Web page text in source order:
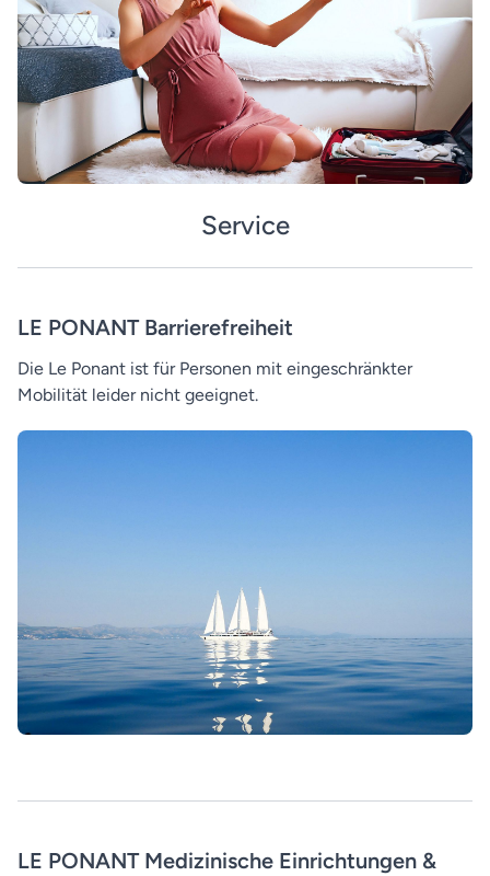
Service
LE PONANT Barrierefreiheit
Die Le Ponant ist für Personen mit eingeschränkter
Mobilität leider nicht geeignet.
LE PONANT Medizinische Einrichtungen &